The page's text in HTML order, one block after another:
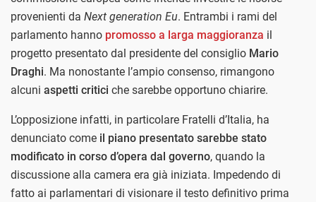
provenienti da Next generation Eu. Entrambi i rami del
parlamento hanno promosso a larga maggioranza il
progetto presentato dal presidente del consiglio Mario
Draghi. Ma nonostante l’ampio consenso, rimangono
alcuni aspetti critici che sarebbe opportuno chiarire.
L’opposizione infatti, in particolare Fratelli d’Italia, ha
denunciato come il piano presentato sarebbe stato
modificato in corso d’opera dal governo, quando la
discussione alla camera era già iniziata. Impedendo di
fatto ai parlamentari di visionare il testo definitivo prima